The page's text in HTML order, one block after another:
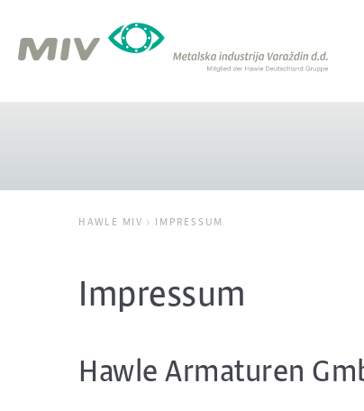
HAWLE MIV IMPRESSUM
Impressum
Hawle Armaturen